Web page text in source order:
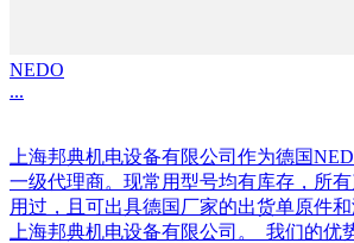
NEDO
...
上海邦典机电设备有限公司作为德国
一级代理商。现常用型号均有库存，所
用过，且可出具德国厂家的出货单原件
上海邦典机电设备有限公司。 我们的优